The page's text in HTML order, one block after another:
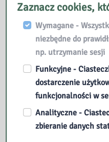
Popular courses
Autor:
w p...
Zaznacz cookies,
Wymagane -
niezbędne do
np. utrzymanie sesji
Funkcyjne -
dostarczenie
funkcjonalności w
Analityczne -
zbieranie danych